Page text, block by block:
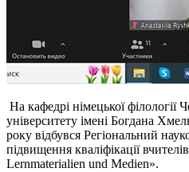
На кафедрі німецької філології
університету імені Богдана
року відбувся Регіональний
підвищення кваліфікації
Lernmaterialien und Medien».